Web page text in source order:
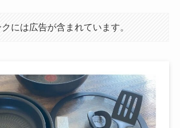
には広告が含まれています。